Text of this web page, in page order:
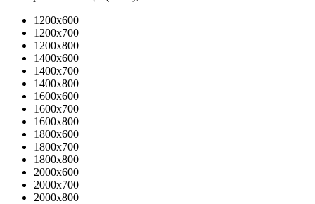
1200x600
1200x700
1200x800
1400x600
1400x700
1400x800
1600x600
1600x700
1600x800
1800x600
1800x700
1800x800
2000x600
2000x700
2000x800